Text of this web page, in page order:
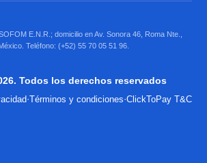
E.N.R.; domicilio en Av. Sonora 46, Roma Nte.,
Teléfono: (+52) 55 70 05 51 96.
Todos los derechos reservados
·Términos y condiciones·ClickToPay T&C